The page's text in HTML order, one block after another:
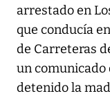
arrestado en
que conducía
de Carreteras
un comunicado
detenido la